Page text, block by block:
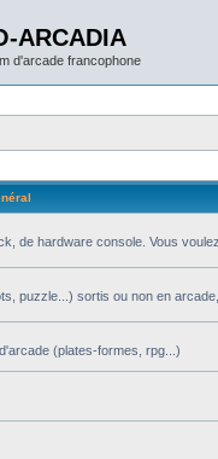
ARCADIA
d'arcade francophone
de hardware console. Vous
puzzle...) sortis ou non en
(plates-formes, rpg...)